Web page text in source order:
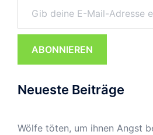
ABONNIEREN
Neueste Beiträge
Wölfe töten, um ihnen Angst